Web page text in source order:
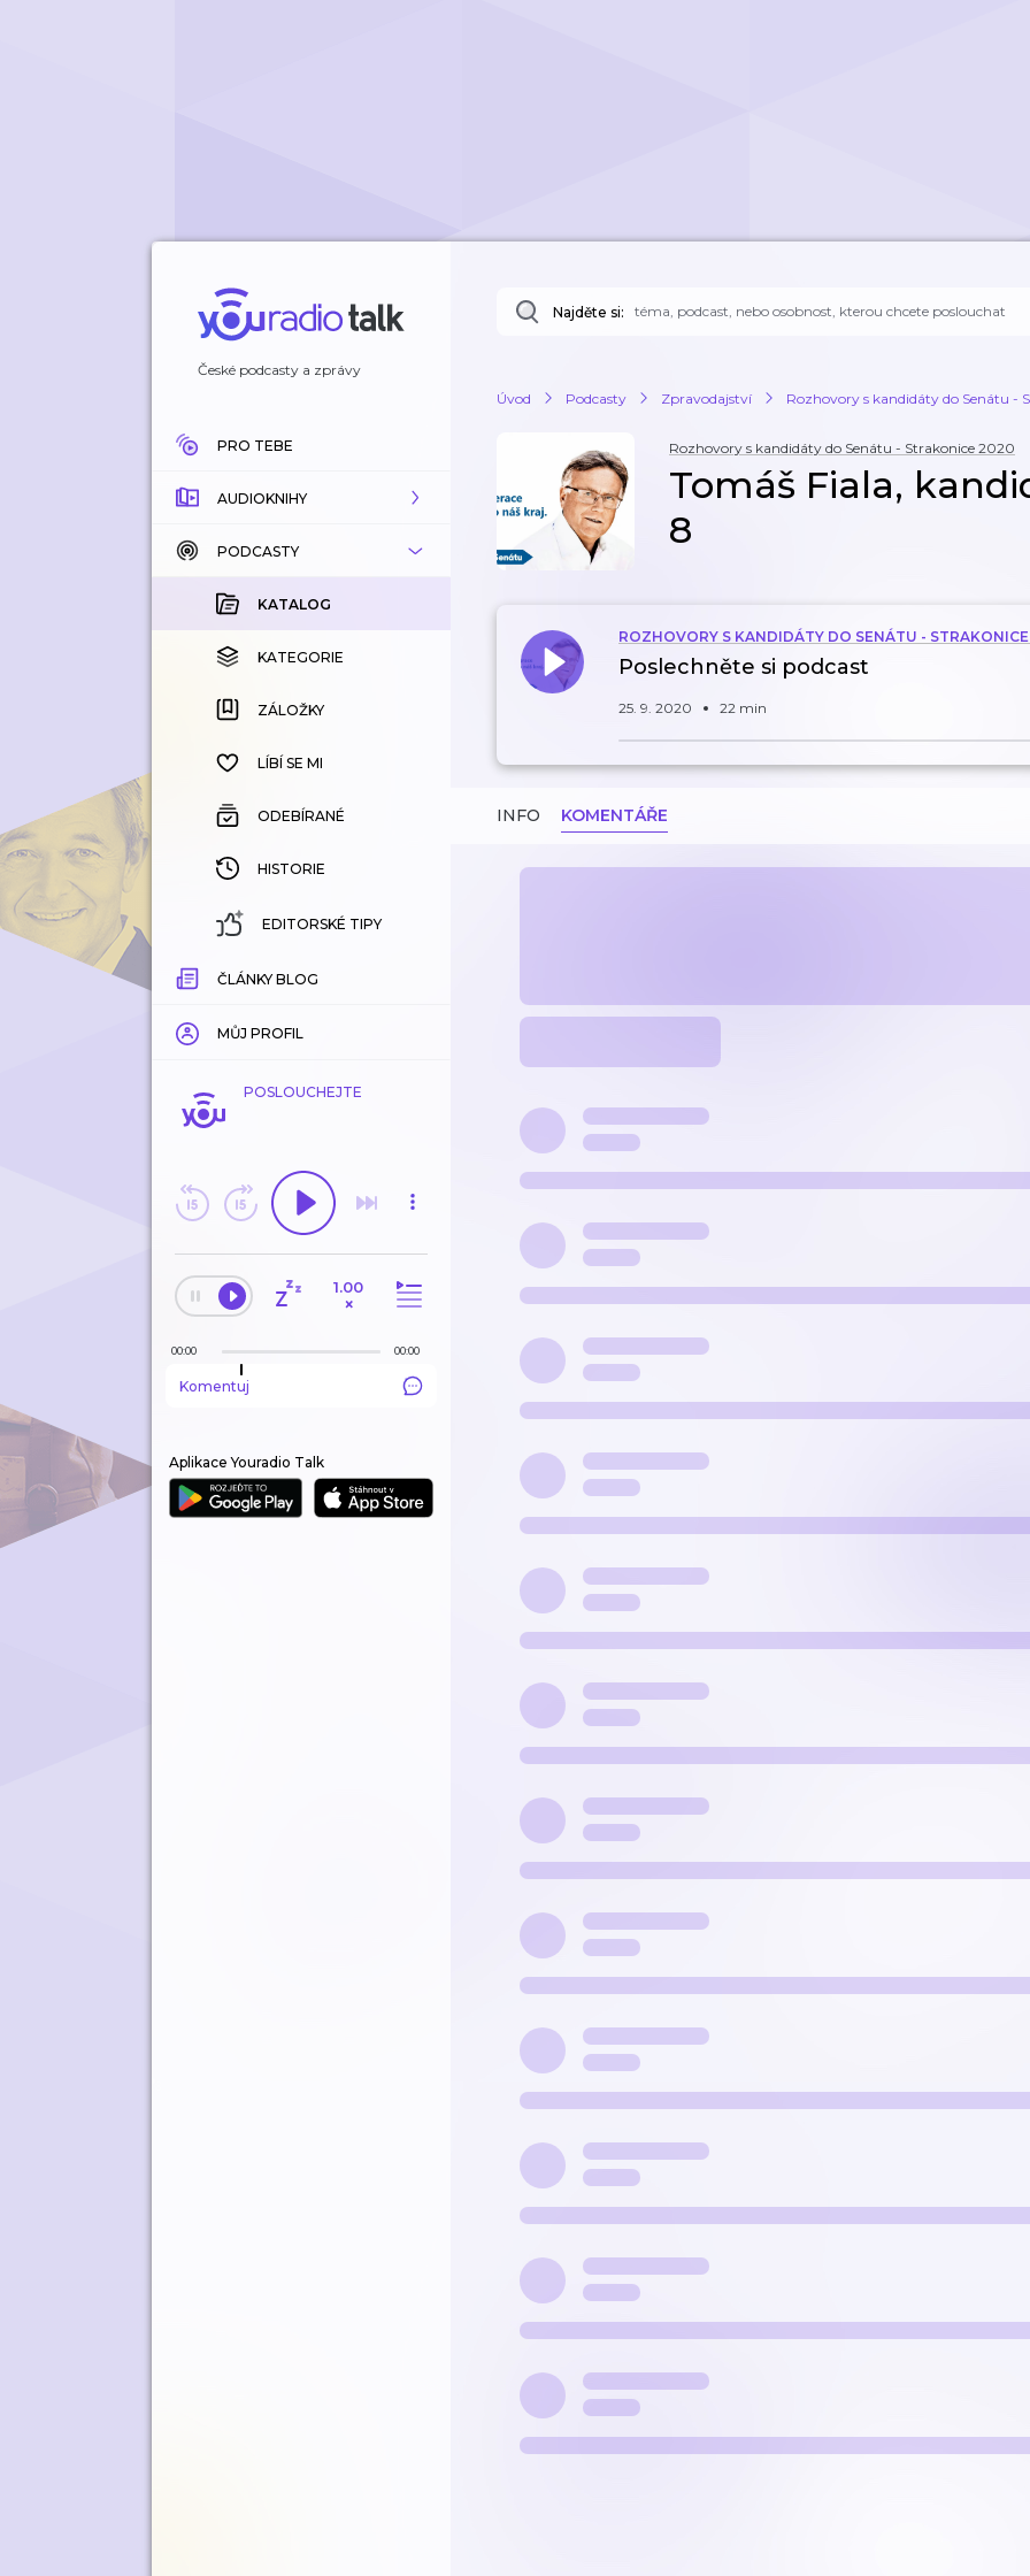
České podcasty a zprávy
PRO TEBE
AUDIOKNIHY
KATALOG
KOUPENÉ
KATEGORIE
ZÁLOŽKY
HISTORIE
PODCASTY
KATALOG
KATEGORIE
ZÁLOŽKY
LÍBÍ SE MI
ODEBÍRANÉ
HISTORIE
EDITORSKÉ TIPY
ČLÁNKY BLOG
MŮJ PROFIL
POSLOUCHEJTE
1.00
×
00:00 00:00
Komentuj
Aplikace Youradio Talk
Najděte si:
Úvod Podcasty Zpravodajství Rozhovory s kandidáty do Senátu -
Rozhovory s kandidáty do Senátu - Strakonice 2020
Tomáš Fiala,
8
ROZHOVORY S KANDIDÁTY DO SENÁTU -
Poslechněte si podcast
25. 9. 2020 22 min
INFO KOMENTÁŘE